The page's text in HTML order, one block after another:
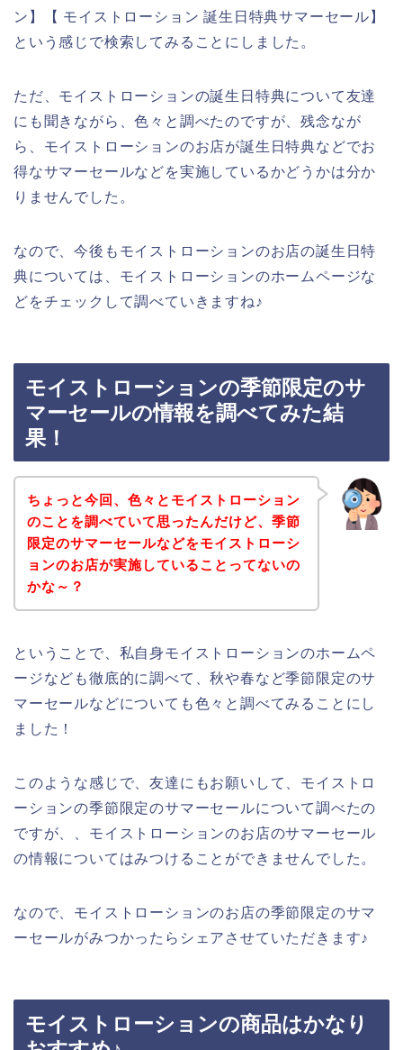
ン】【 モイストローション 誕生日特典サマーセール】
という感じで検索してみることにしました。
ただ、モイストローションの誕生日特典について友達
にも聞きながら、色々と調べたのですが、残念なが
ら、モイストローションのお店が誕生日特典などでお
得なサマーセールなどを実施しているかどうかは分か
りませんでした。
なので、今後もモイストローションのお店の誕生日特
典については、モイストローションのホームページな
どをチェックして調べていきますね♪
モイストローションの季節限定のサ
マーセールの情報を調べてみた結
果！
ちょっと今回、色々とモイストローション
のことを調べていて思ったんだけど、季節
限定のサマーセールなどをモイストローシ
ョンのお店が実施していることってないの
かな～？
ということで、私自身モイストローションのホームペ
ージなども徹底的に調べて、秋や春など季節限定のサ
マーセールなどについても色々と調べてみることにし
ました！
このような感じで、友達にもお願いして、モイストロ
ーションの季節限定のサマーセールについて調べたの
ですが、、モイストローションのお店のサマーセール
の情報についてはみつけることができませんでした。
なので、モイストローションのお店の季節限定のサマ
ーセールがみつかったらシェアさせていただきます♪
モイストローションの商品はかなり